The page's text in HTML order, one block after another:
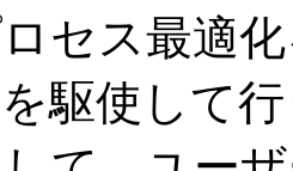
セス最適
駆使して